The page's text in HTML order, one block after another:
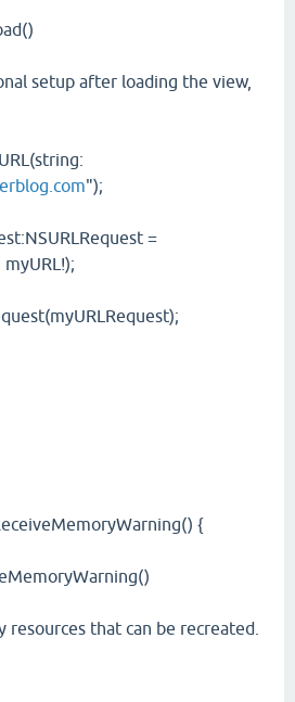
setup after loading the view,
");
=
myURL!);
{
that can be recreated.